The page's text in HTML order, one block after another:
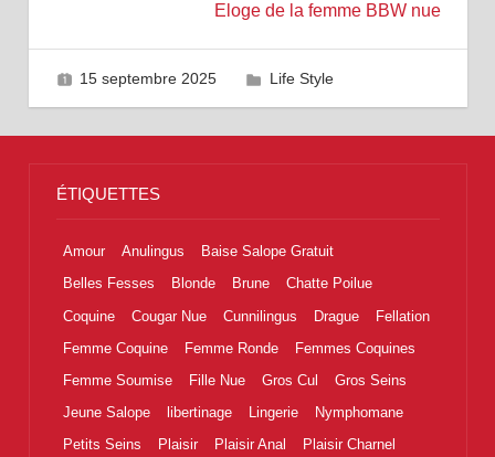
Eloge de la femme BBW nue
15 septembre 2025 La Maxi Meuf
Life Style
ÉTIQUETTES
Amour Anulingus
Baise Salope Gratuit
Belles Fesses
Blonde Brune
Chatte Poilue
Coquine
Cougar Nue Cunnilingus Drague
Fellation
Femme Coquine
Femme Ronde
Femmes Coquines
Femme Soumise
Fille Nue Gros Cul
Gros Seins
Jeune Salope
libertinage Lingerie
Nymphomane
Petits Seins
Plaisir Plaisir Anal
Plaisir Charnel